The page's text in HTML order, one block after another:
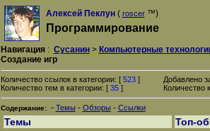
Алексей Пеклун( roscer™)
Программирование
Навигация: Сусанин> Компьютерные
Создание игр
Количество ссылок в категории: [ 523]
Количество тем в категории: [ 35]
Добавлено
Количество
Содержание: - Темы - Обзоры - Ссылки
Темы
Топ-